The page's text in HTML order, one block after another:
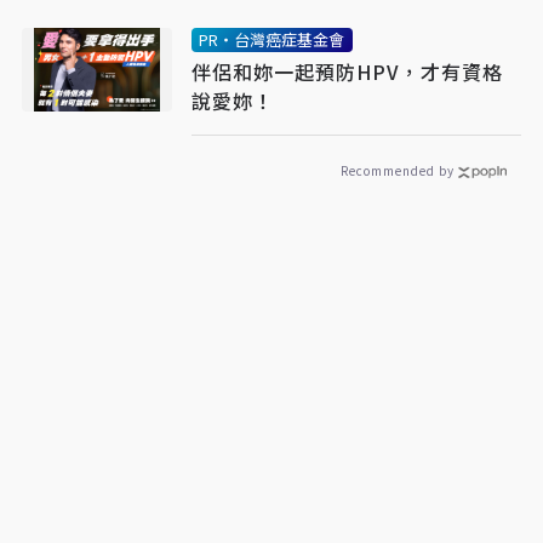
PR・台灣癌症基金會
伴侶和妳一起預防HPV，才有資格
說愛妳！
Recommended by